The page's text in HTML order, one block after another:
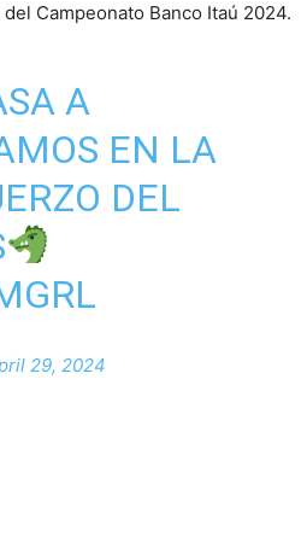
Campeonato Banco Itaú 2024.
A
EN LA
DEL
29, 2024